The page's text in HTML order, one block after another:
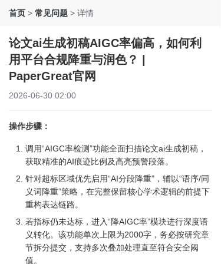
首页 > 常见问题 > 详情
论文ai生成初稿AIGC率偏高，如何利
用平台合规降重与润色？ |
PaperGreat官网
2026-06-30 02:00
操作步骤：
调用“AIGC率检测”功能全面扫描论文ai生成初稿，
获取精准的AI痕迹比例及高亮预警段落。
针对超标区域优先启用“AI分段降重”，辅以“语序/同
义词降重”策略，在完整保留核心学术逻辑的前提下
重构表达链路。
若指标仍未达标，进入“降AIGC率”模块进行深度语
义转化。该功能单次上限为2000字，务必按研究章
节拆分提交，支持多次叠加处理直至符合安全阈
值。